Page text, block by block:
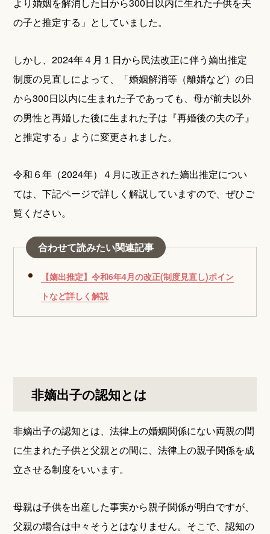
の子と推定する」としていました。
しかし、2024年４月１日から民法改正に伴う嫡出推定
制度の見直しによって、「婚姻解消等（離婚など）の日
から300日以内に生まれた子であっても、母が前夫以外
の男性と再婚した後に生まれた子は『再婚後の夫の子』
と推定する」ように変更されました。
令和６年（2024年）４月に改正された嫡出推定につい
ては、下記ページで詳しく解説していますので、ぜひご
覧ください。
合わせて読みたい関連記事
【嫡出推定】令和6年4月の改正(制度見直し)ポイン
トなど詳しく解説
非嫡出子の認知とは
非嫡出子の認知とは、法律上の婚姻関係にない両親の間
に生まれた子供と父親との間に、法律上の親子関係を成
立させる制度をいいます。
母親は子供を出産した事実から親子関係が明白ですが、
父親の場合は中々そうとはなりません。そこで、認知の